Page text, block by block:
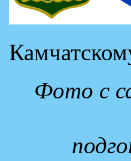
Фото с